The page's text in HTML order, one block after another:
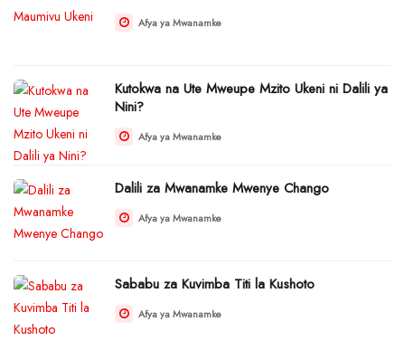
Afya ya Mwanamke
Kutokwa na Ute Mweupe Mzito Ukeni ni Dalili ya
Nini?
Afya ya Mwanamke
Dalili za Mwanamke Mwenye Chango
Afya ya Mwanamke
Sababu za Kuvimba Titi la Kushoto
Afya ya Mwanamke